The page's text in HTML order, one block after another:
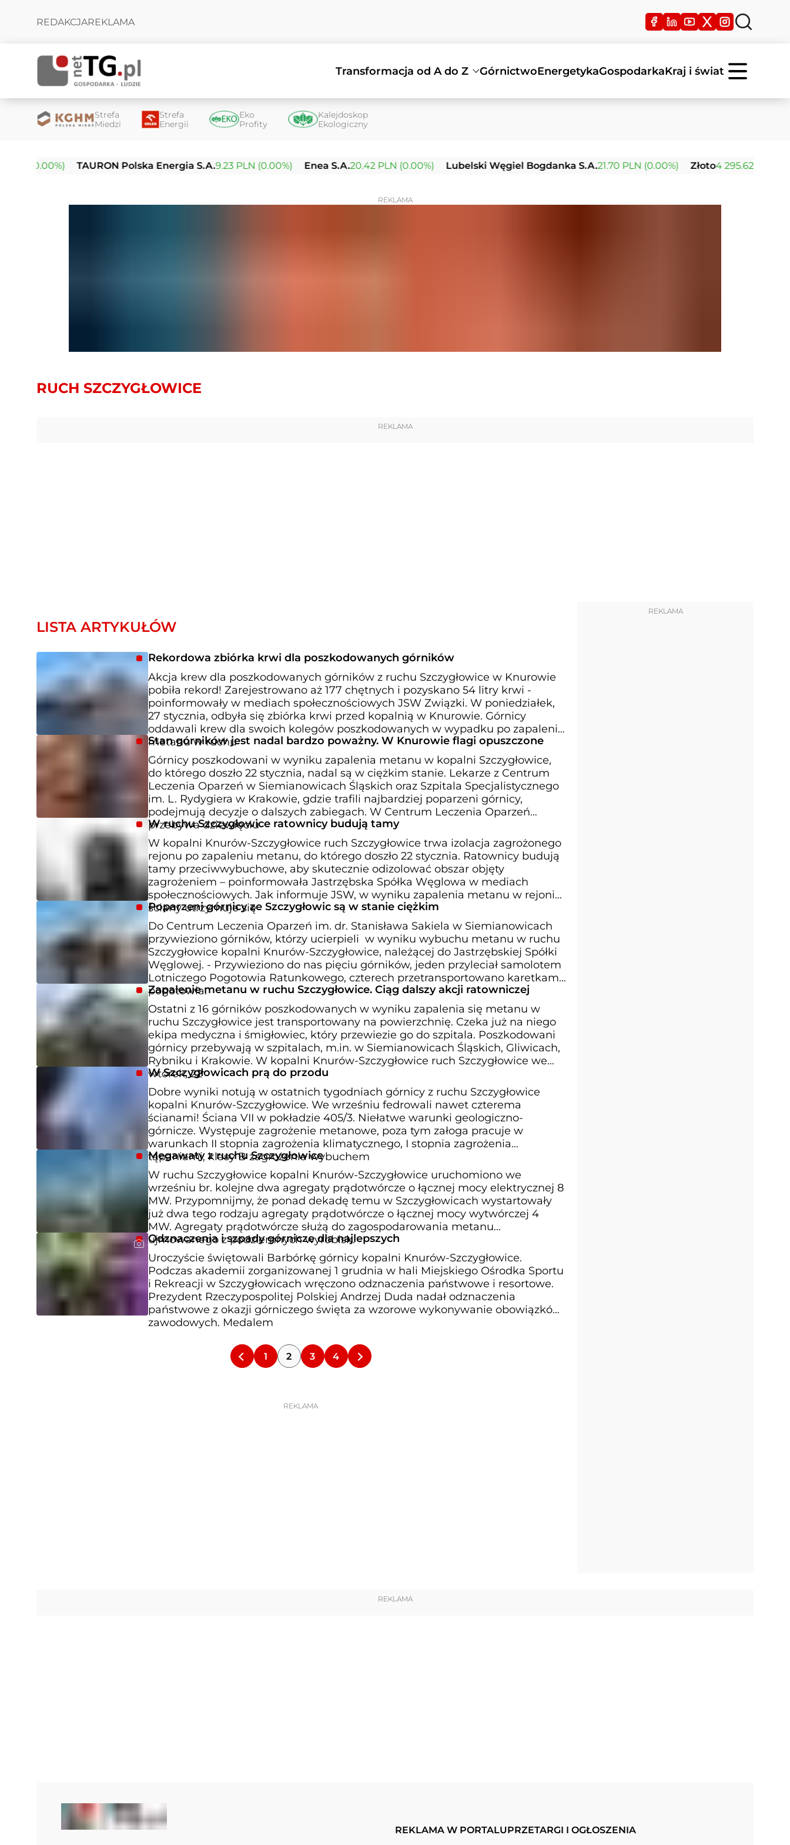
REDAKCJAREKLAMA
Transformacja od A do Z GórnictwoEnergetykaGospodarkaKraj i świat
Strefa
Miedzi
Strefa
Energii
Eko
Profity
Kalejdoskop
Ekologiczny
TAURON Polska Energia S.A.9.23 PLN (0.00%) Enea S.A.20.42 PLN (0.00%) Lubelski Węgiel Bogdanka S.A.21.70 PLN (0.00%) Złoto 4 295.62 USD (+1.30%)
REKLAMA
RUCH SZCZYGŁOWICE
REKLAMA
LISTA ARTYKUŁÓW
Rekordowa zbiórka krwi dla poszkodowanych górników
Akcja krew dla poszkodowanych górników z ruchu Szczygłowice w Knurowie
pobiła rekord! Zarejestrowano aż 177 chętnych i pozyskano 54 litry krwi -
poinformowały w mediach społecznościowych JSW Związki. W poniedziałek,
27 stycznia, odbyła się zbiórka krwi przed kopalnią w Knurowie. Górnicy
oddawali krew dla swoich kolegów poszkodowanych w wypadku po zapaleniu
metanu w ruchu
Stan górników jest nadal bardzo poważny. W Knurowie flagi opuszczone
Górnicy poszkodowani w wyniku zapalenia metanu w kopalni Szczygłowice,
do którego doszło 22 stycznia, nadal są w ciężkim stanie. Lekarze z Centrum
Leczenia Oparzeń w Siemianowicach Śląskich oraz Szpitala Specjalistycznego
im. L. Rydygiera w Krakowie, gdzie trafili najbardziej poparzeni górnicy,
podejmują decyzje o dalszych zabiegach. W Centrum Leczenia Oparzeń
przebywa dziewięciu
W ruchu Szczygłowice ratownicy budują tamy
W kopalni Knurów-Szczygłowice ruch Szczygłowice trwa izolacja zagrożonego
rejonu po zapaleniu metanu, do którego doszło 22 stycznia. Ratownicy budują
tamy przeciwwybuchowe, aby skutecznie odizolować obszar objęty
zagrożeniem – poinformowała Jastrzębska Spółka Węglowa w mediach
społecznościowych. Jak informuje JSW, w wyniku zapalenia metanu w rejonie
ściany utrzymuje się
Poparzeni górnicy ze Szczygłowic są w stanie ciężkim
Do Centrum Leczenia Oparzeń im. dr. Stanisława Sakiela w Siemianowicach
przywieziono górników, którzy ucierpieli w wyniku wybuchu metanu w ruchu
Szczygłowice kopalni Knurów-Szczygłowice, należącej do Jastrzębskiej Spółki
Węglowej. - Przywieziono do nas pięciu górników, jeden przyleciał samolotem
Lotniczego Pogotowia Ratunkowego, czterech przetransportowano karetkami
pogotowia.
Zapalenie metanu w ruchu Szczygłowice. Ciąg dalszy akcji ratowniczej
Ostatni z 16 górników poszkodowanych w wyniku zapalenia się metanu w
ruchu Szczygłowice jest transportowany na powierzchnię. Czeka już na niego
ekipa medyczna i śmigłowiec, który przewiezie go do szpitala. Poszkodowani
górnicy przebywają w szpitalach, m.in. w Siemianowicach Śląskich, Gliwicach,
Rybniku i Krakowie. W kopalni Knurów-Szczygłowice ruch Szczygłowice we
wtorek, 22
W Szczygłowicach prą do przodu
Dobre wyniki notują w ostatnich tygodniach górnicy z ruchu Szczygłowice
kopalni Knurów-Szczygłowice. We wrześniu fedrowali nawet czterema
ścianami! Ściana VII w pokładzie 405/3. Niełatwe warunki geologiczno-
górnicze. Występuje zagrożenie metanowe, poza tym załoga pracuje w
warunkach II stopnia zagrożenia klimatycznego, I stopnia zagrożenia
tąpaniami, klasy B zagrożenia wybuchem
Megawaty z ruchu Szczygłowice
W ruchu Szczygłowice kopalni Knurów-Szczygłowice uruchomiono we
wrześniu br. kolejne dwa agregaty prądotwórcze o łącznej mocy elektrycznej 8
MW. Przypomnijmy, że ponad dekadę temu w Szczygłowicach wystartowały
już dwa tego rodzaju agregaty prądotwórcze o łącznej mocy wytwórczej 4
MW. Agregaty prądotwórcze służą do zagospodarowania metanu
ujmowanego z podziemnych wyrobisk.
Odznaczenia i szpady górnicze dla najlepszych
Uroczyście świętowali Barbórkę górnicy kopalni Knurów-Szczygłowice.
Podczas akademii zorganizowanej 1 grudnia w hali Miejskiego Ośrodka Sportu
i Rekreacji w Szczygłowicach wręczono odznaczenia państwowe i resortowe.
Prezydent Rzeczypospolitej Polskiej Andrzej Duda nadał odznaczenia
państwowe z okazji górniczego święta za wzorowe wykonywanie obowiązków
zawodowych. Medalem
1 2 3 4
REKLAMA
REKLAMA
REKLAMA
REKLAMA W PORTALUPRZETARGI I OGŁOSZENIA